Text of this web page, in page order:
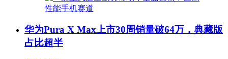
华为Pura X Max上市30周销量破64万，典藏版
占比超半